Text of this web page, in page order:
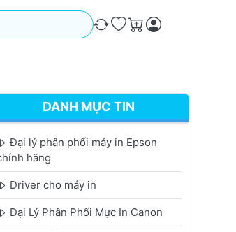
động xuất hiện khi bạn nhập. Nhấn phím
So sánh
Ưa thích
Giỏ hàng
DANH MỤC TIN
Đại lý phân phối máy in Epson
hãng
Driver cho máy in
Đại Lý Phân Phối Mực In Canon